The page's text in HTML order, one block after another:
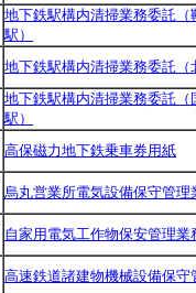
地下鉄駅構内清掃業務委託
駅）
地下鉄駅構内清掃業務委託（
地下鉄駅構内清掃業務委託（
駅）
高保磁力地下鉄乗車券用紙
烏丸営業所電気設備保守管理
自家用電気工作物保安管理業
高速鉄道諸建物機械設備保守